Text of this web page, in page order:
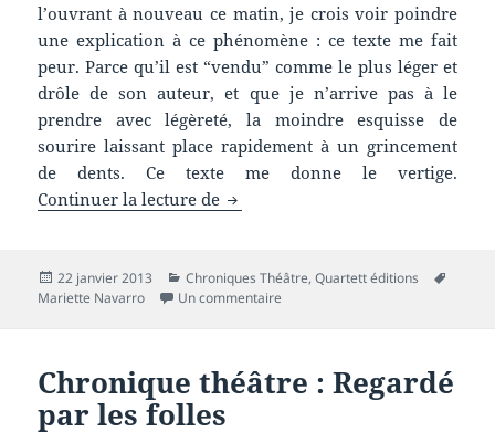
l’ouvrant à nouveau ce matin, je crois voir poindre
une explication à ce phénomène : ce texte me fait
peur. Parce qu’il est “vendu” comme le plus léger et
drôle de son auteur, et que je n’arrive pas à le
prendre avec légèreté, la moindre esquisse de
sourire laissant place rapidement à un grincement
de dents. Ce texte me donne le vertige.
Continuer la lecture de Chronique théâtre : Prodiges®
Publié
le
22 janvier 2013 Catégories
Chroniques Théâtre,Quartett éditions
Mariette Navarro Un commentaire
Chronique théâtre : Regardé
par les folles